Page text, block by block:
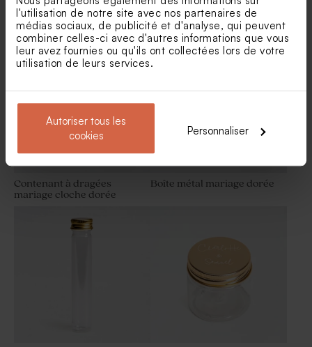
l'utilisation de notre site avec nos partenaires de
médias sociaux, de publicité et d'analyse, qui peuvent
combiner celles-ci avec d'autres informations que vous
leur avez fournies ou qu'ils ont collectées lors de votre
utilisation de leurs services.
Autoriser tous les
cookies
Personnaliser
Faire part mariage cache
coeur champêtre
Faire part mariage fleurs
bohème aquarelle
eucalyptus 1 kg (± 1120 ex)
Nos clients ont aussi aimé...
Contenant à dragées
mariage cloche dorée
Boîte métal mariage dorée